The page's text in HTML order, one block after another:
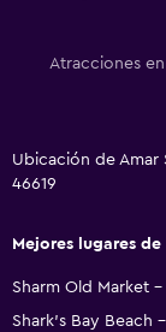
Atracciones
Ubicación de Amar
46619
Mejores lugares
Sharm Old Market
Shark's Bay Beach